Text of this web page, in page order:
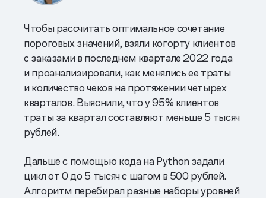
Чтобы рассчитать оптимальное сочетание
пороговых значений, взяли когорту клиентов
с заказами в последнем квартале 2022 года
и проанализировали, как менялись ее траты
и количество чеков на протяжении четырех
кварталов. Выяснили, что у 95% клиентов
траты за квартал составляют меньше 5 тысяч
рублей.
Дальше с помощью кода на Python задали
цикл от 0 до 5 тысяч с шагом в 500 рублей.
Алгоритм перебирал разные наборы уровней